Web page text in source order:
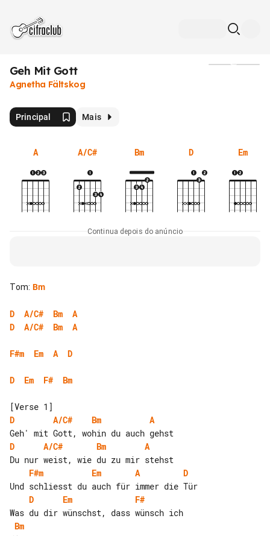
Geh Mit Gott
Agnetha Fältskog
Principal Mais
A A/C# Bm D Em
Continua depois do anúncio
Tom: Bm
D A/C# Bm
A
D
A/C# Bm A
F#m Em A D
D Em F# Bm
D
A/C# Bm
A
D
A/C# Bm
A
F#m
Em A
D
D
Em
F#
Bm